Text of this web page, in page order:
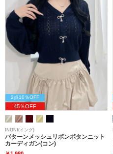
2点10％OFF
45％OFF
INGNI(イング)
パターンメッシュリボンボタンニット
カーディガン(コン)